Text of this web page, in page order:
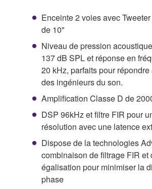
Enceinte 2 voies avec
de 10"
Niveau de pression
137 dB SPL et réponse en
20 kHz, parfaits pour
des ingénieurs du son.
Amplification Classe D de
DSP 96kHz et filtre FIR pour
résolution avec une latence
Dispose de la technologies
combinaison de filtrage FIR et
égalisation pour minimiser la
phase